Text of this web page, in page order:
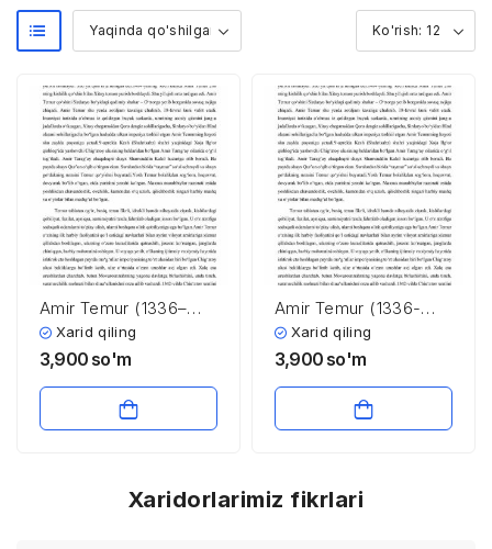
Amir Temur (1336–
1405)
Xarid qiling
3,900 so'm
Amir Temur (1336-
1405)
Xarid qiling
3,900 so'm
Xaridorlarimiz fikrlari